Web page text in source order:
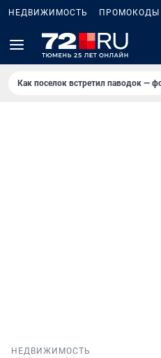
НЕДВИЖИМОСТЬ ПРОМОКОДЫ
Как поселок встретил паводок —
НЕДВИЖИМОСТЬ